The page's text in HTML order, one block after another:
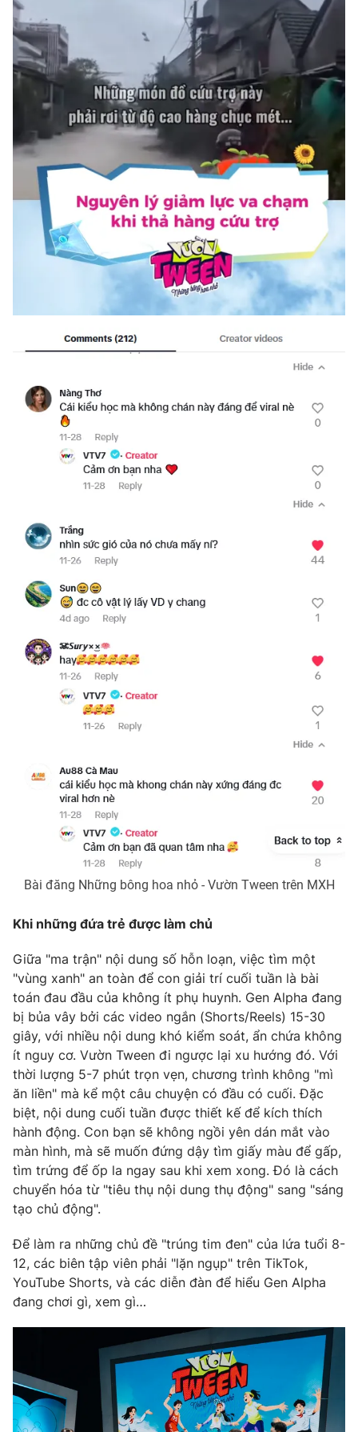
Bài đăng Những bông hoa nhỏ - Vườn Tween trên MXH
Khi những đứa trẻ được làm chủ
Giữa "ma trận" nội dung số hỗn loạn, việc tìm một
"vùng xanh" an toàn để con giải trí cuối tuần là bài
toán đau đầu của không ít phụ huynh. Gen Alpha đang
bị bủa vây bởi các video ngắn (Shorts/Reels) 15-30
giây, với nhiều nội dung khó kiểm soát, ẩn chứa không
ít nguy cơ. Vườn Tween đi ngược lại xu hướng đó. Với
thời lượng 5-7 phút trọn vẹn, chương trình không "mì
ăn liền" mà kể một câu chuyện có đầu có cuối. Đặc
biệt, nội dung cuối tuần được thiết kế để kích thích
hành động. Con bạn sẽ không ngồi yên dán mắt vào
màn hình, mà sẽ muốn đứng dậy tìm giấy màu để gấp,
tìm trứng để ốp la ngay sau khi xem xong. Đó là cách
chuyển hóa từ "tiêu thụ nội dung thụ động" sang "sáng
tạo chủ động".
Để làm ra những chủ đề "trúng tim đen" của lứa tuổi 8-
12, các biên tập viên phải "lặn ngụp" trên TikTok,
YouTube Shorts, và các diễn đàn để hiểu Gen Alpha
đang chơi gì, xem gì…